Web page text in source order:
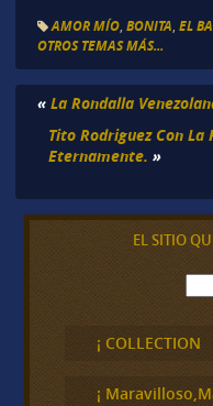
AMOR MÍO, BONITA EL
OTROS TEMAS MÁS...
« La Rondalla
Tito Rodriguez Con La
Eternamente. »
EL SITIO
B
u
c
a
¡ COLLECTION
¡